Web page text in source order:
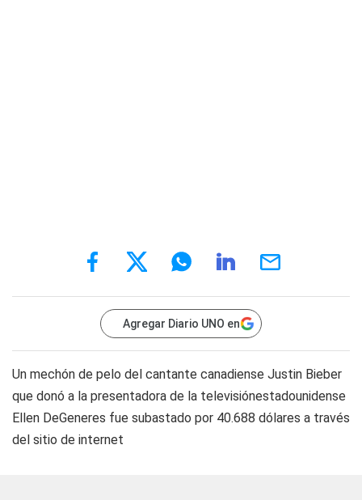
Agregar Diario UNO en
Un mechón de pelo del cantante canadiense Justin Bieber
que donó a la presentadora de la televisiónestadounidense
Ellen DeGeneres fue subastado por 40.688 dólares a través
del sitio de internet